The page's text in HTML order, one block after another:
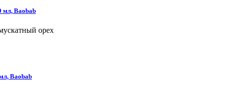
мл, Baobab
орех
Baobab